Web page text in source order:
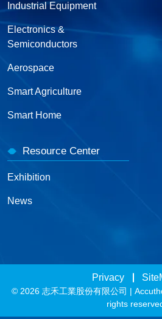
Industrial Equipment
Electronics &
Semiconductors
Aerospace
Smart Agriculture
Smart Home
Resource Center
Exhibition
News
© 2026 志禾工業股份有限公司 |
rights
Privacy